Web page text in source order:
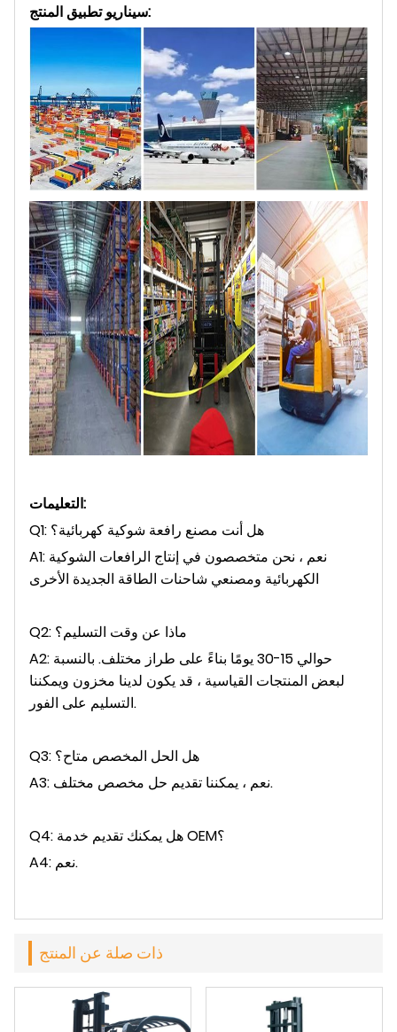
سيناريو تطبيق المنتج:
التعليمات:
Q1: هل أنت مصنع رافعة شوكية كهربائية؟
A1: نعم ، نحن متخصصون في إنتاج الرافعات الشوكية
الكهربائية ومصنعي شاحنات الطاقة الجديدة الأخرى
Q2: ماذا عن وقت التسليم؟
A2: حوالي 15-30 يومًا بناءً على طراز مختلف. بالنسبة
لبعض المنتجات القياسية ، قد يكون لدينا مخزون ويمكننا
التسليم على الفور.
Q3: هل الحل المخصص متاح؟
A3: نعم ، يمكننا تقديم حل مخصص مختلف.
Q4: هل يمكنك تقديم خدمة OEM؟
A4: نعم.
ذات صلة عن المنتج